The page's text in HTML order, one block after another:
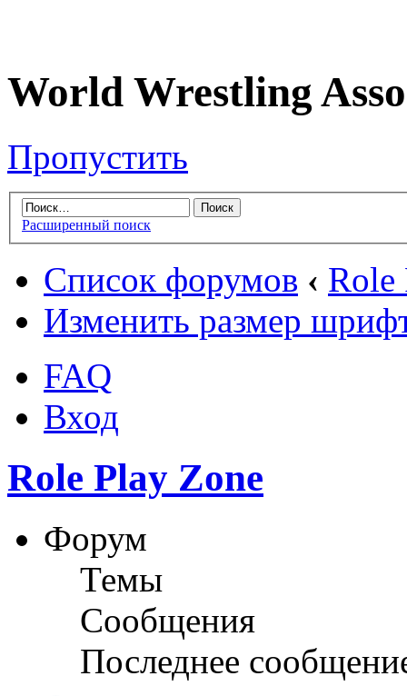
World Wrestling
Пропустить
Расширенный поиск
Список форумов ‹ Role
Изменить размер
FAQ
Вход
Role Play Zone
Форум
Темы
Сообщения
Последнее